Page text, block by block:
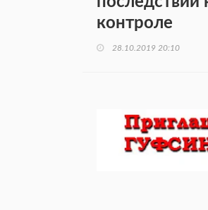
контроле
28.10.2019 20:10